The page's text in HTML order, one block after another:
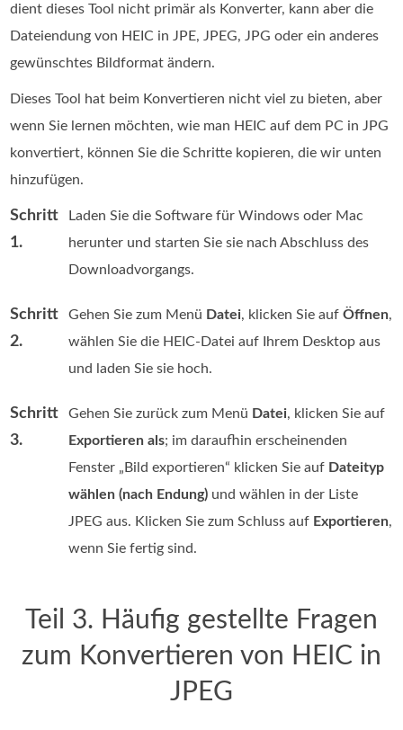
dient dieses Tool nicht primär als Konverter, kann aber die
Dateiendung von HEIC in JPE, JPEG, JPG oder ein anderes
gewünschtes Bildformat ändern.
Dieses Tool hat beim Konvertieren nicht viel zu bieten, aber
wenn Sie lernen möchten, wie man HEIC auf dem PC in JPG
konvertiert, können Sie die Schritte kopieren, die wir unten
hinzufügen.
Schritt
1.
Laden Sie die Software für Windows oder Mac
herunter und starten Sie sie nach Abschluss des
Downloadvorgangs.
Schritt
2.
Gehen Sie zum Menü Datei, klicken Sie aufÖffnen,
wählen Sie die HEIC-Datei auf Ihrem Desktop aus
und laden Sie sie hoch.
Schritt
3.
Gehen Sie zurück zum Menü Datei, klicken Sie auf
Exportieren als; im daraufhin erscheinenden
Fenster „Bild exportieren“ klicken Sie auf Dateityp
wählen (nach Endung) und wählen in der Liste
JPEG aus. Klicken Sie zum Schluss auf Exportieren,
wenn Sie fertig sind.
Teil 3. Häufig gestellte Fragen
zum Konvertieren von HEIC in
JPEG